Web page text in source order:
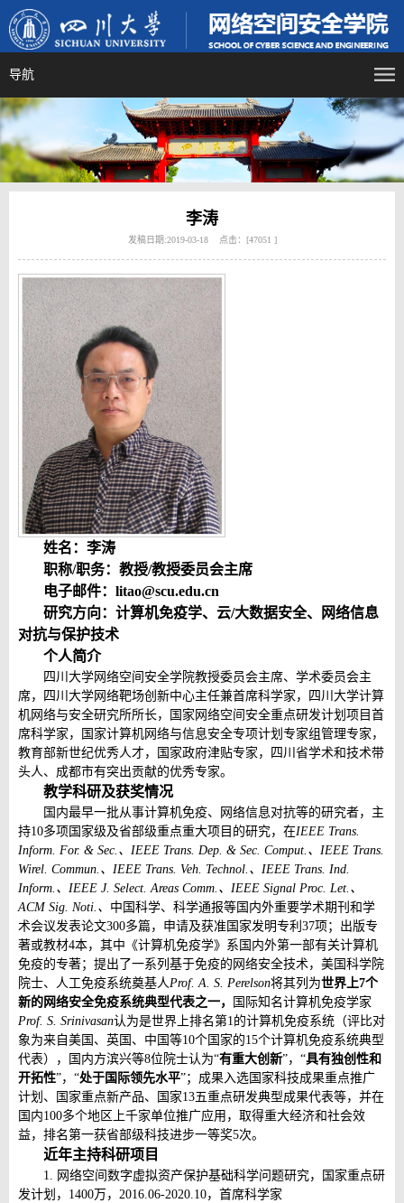
导航
李涛
发稿日期:2019-03-18 点击：[47051 ]
姓名： 李涛
职称/职务：教授/教授委员会主席
电子邮件： litao@scu.edu.cn
研究方向：计算机免疫学、云/大数据安全、网络信息
对抗与保护技术
个人简介
四川大学网络空间安全学院教授委员会主席、学术委员会主
席，四川大学网络靶场创新中心主任兼首席科学家，四川大学计算
机网络与安全研究所所长，国家网络空间安全重点研发计划项目首
席科学家，国家计算机网络与信息安全专项计划专家组管理专家，
教育部新世纪优秀人才，国家政府津贴专家，四川省学术和技术带
头人、成都市有突出贡献的优秀专家。
教学科研及获奖情况
国内最早一批从事计算机免疫、网络信息对抗等的研究者，主
持10多项国家级及省部级重点重大项目的研究，在IEEE Trans.
Inform. For. & Sec.、IEEE Trans. Dep. & Sec. Comput.、IEEE Trans.
Wirel. Commun.、IEEE Trans. Veh. Technol.、IEEE Trans. Ind.
Inform.、IEEE J. Select. Areas Comm.、IEEE Signal Proc. Let.、
ACM Sig. Noti.、 中国科学、科学通报等国内外重要学术期刊和学
术会议发表论文300多篇，申请及获准国家发明专利37项；出版专
著或教材4本，其中《计算机免疫学》系国内外第一部有关计算机
免疫的专著；提出了一系列基于免疫的网络安全技术，美国科学院
院士、人工免疫系统奠基人Prof. A. S. Perelson将其列为世界上7个
新的网络安全免疫系统典型代表之一，
国际知名计算机免疫学家
Prof. S. Srinivasan认为是世界上排名第1的计算机免疫系统（评比对
象为来自美国、英国、中国等10个国家的15个计算机免疫系统典型
代表），国内方滨兴等8位院士认为“有重大创新”，“具有独创性和
开拓性”，“处于国际领先水平”；成果入选国家科技成果重点推广
计划、国家重点新产品、国家13五重点研发典型成果代表等，并在
国内100多个地区上千家单位推广应用，取得重大经济和社会效
益，排名第一获省部级科技进步一等奖5次。
近年主持科研项目
1. 网络空间数字虚拟资产保护基础科学问题研究，国家重点研
发计划，1400万，2016.06-2020.10，首席科学家